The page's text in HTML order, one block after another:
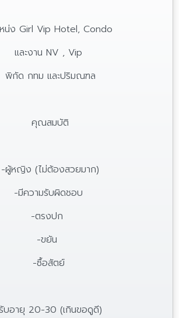
น่ง Girl Vip Hotel, Condo
และงาน NV , Vip
พิกัด กทม และปริมณฑล
คุณสมบัติ
-ผู้หญิง (ไม่ต้องสวยมาก)
-มีความรับผิดชอบ
-ตรงปก
-ขยัน
-ซื้อสัตย์
บอายุ 20-30 (เกินขอดูดี)